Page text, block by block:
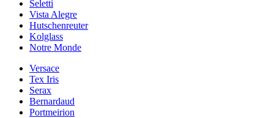
Seletti
Vista Alegre
Hutschenreuter
Kolglass
Notre Monde
Versace
Tex Iris
Serax
Bernardaud
Portmeirion